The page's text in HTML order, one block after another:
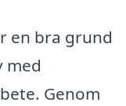
en bra grund
med
Genom